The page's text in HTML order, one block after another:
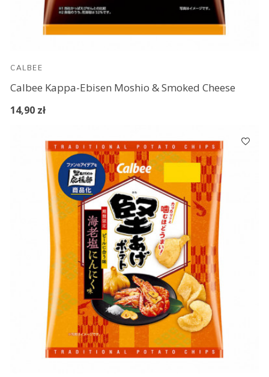
CALBEE
Calbee Kappa-Ebisen Moshio & Smoked Cheese
14,90 zł